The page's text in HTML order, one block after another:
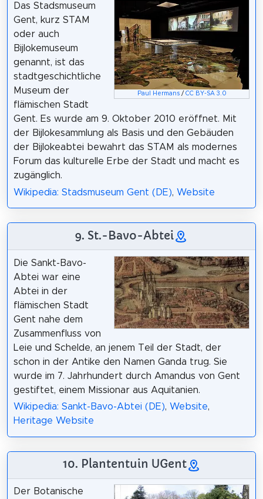
Paul Hermans/ CC BY-SA 3.0
Das Stadsmuseum
Gent, kurz STAM
oder auch
Bijlokemuseum
genannt, ist das
stadtgeschichtliche
Museum der
flämischen Stadt
Gent. Es wurde am 9. Oktober 2010 eröffnet. Mit
der Bijlokesammlung als Basis und den Gebäuden
der Bijlokeabtei bewahrt das STAM als modernes
Forum das kulturelle Erbe der Stadt und macht es
zugänglich.
Wikipedia: Stadsmuseum Gent (DE), Website
9. St.-Bavo-Abtei
Die Sankt-Bavo-
Abtei war eine
Abtei in der
flämischen Stadt
Gent nahe dem
Zusammenfluss von
Leie und Schelde, an jenem Teil der Stadt, der
schon in der Antike den Namen Ganda trug. Sie
wurde im 7. Jahrhundert durch Amandus von Gent
gestiftet, einem Missionar aus Aquitanien.
Wikipedia: Sankt-Bavo-Abtei (DE), Website,
Heritage Website
10. Plantentuin UGent
Der Botanische